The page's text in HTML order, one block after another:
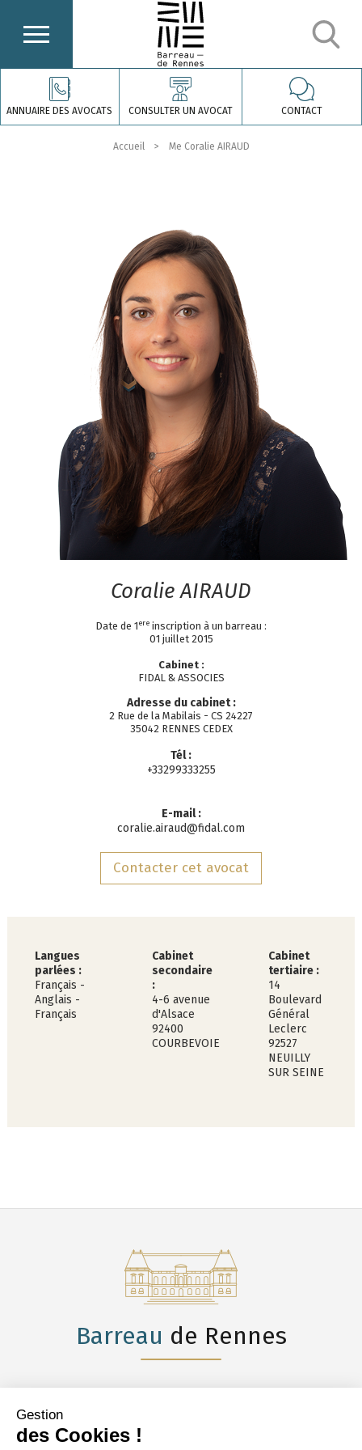
ANNUAIRE DES AVOCATS CONSULTER UN AVOCAT CONTACT
Accueil Me Coralie AIRAUD
Coralie AIRAUD
Date de 1ere inscription à un barreau :
01 juillet 2015
Cabinet :
FIDAL & ASSOCIES
Adresse du cabinet :
2 Rue de la Mabilais - CS 24227
35042 RENNES CEDEX
Tél :
+33299333255
E-mail :
coralie.airaud@fidal.com
Contacter cet avocat
Langues
parlées :
Français -
Anglais -
Français
Cabinet
secondaire
:
4-6 avenue
d'Alsace
92400
COURBEVOIE
Cabinet
tertiaire :
14
Boulevard
Général
Leclerc
92527
NEUILLY
SUR SEINE
Barreau de Rennes
Gestion
des Cookies !